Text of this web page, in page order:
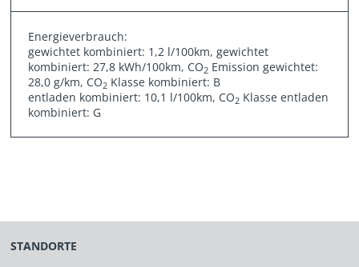
Energieverbrauch:
gewichtet kombiniert: 1,2 l/100km, gewichtet
kombiniert: 27,8 kWh/100km, CO2 Emission gewichtet:
28,0 g/km, CO2 Klasse kombiniert: B
entladen kombiniert: 10,1 l/100km, CO2 Klasse entladen
kombiniert: G
STANDORTE